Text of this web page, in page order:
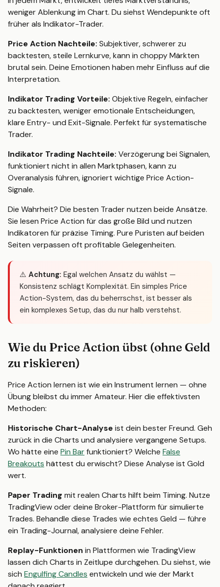
weniger Ablenkung im Chart. Du siehst Wendepunkte oft
früher als Indikator-Trader.
Price Action Nachteile: Subjektiver, schwerer zu
backtesten, steile Lernkurve, kann in choppy Märkten
brutal sein. Deine Emotionen haben mehr Einfluss auf die
Interpretation.
Indikator Trading Vorteile: Objektive Regeln, einfacher
zu backtesten, weniger emotionale Entscheidungen,
klare Entry- und Exit-Signale. Perfekt für systematische
Trader.
Indikator Trading Nachteile: Verzögerung bei Signalen,
funktioniert nicht in allen Marktphasen, kann zu
Overanalysis führen, ignoriert wichtige Price Action-
Signale.
Die Wahrheit? Die besten Trader nutzen beide Ansätze.
Sie lesen Price Action für das große Bild und nutzen
Indikatoren für präzise Timing. Pure Puristen auf beiden
Seiten verpassen oft profitable Gelegenheiten.
⚠️ Achtung: Egal welchen Ansatz du wählst —
Konsistenz schlägt Komplexität. Ein simples Price
Action-System, das du beherrschst, ist besser als
ein komplexes Setup, das du nur halb verstehst.
Wie du Price Action übst (ohne Geld
zu riskieren)
Price Action lernen ist wie ein Instrument lernen — ohne
Übung bleibst du immer Amateur. Hier die effektivsten
Methoden:
Historische Chart-Analyse ist dein bester Freund. Geh
zurück in die Charts und analysiere vergangene Setups.
Wo hätte eine Pin Barfunktioniert? Welche False
Breakouts hättest du erwischt? Diese Analyse ist Gold
wert.
Paper Trading mit realen Charts hilft beim Timing. Nutze
TradingView oder deine Broker-Plattform für simulierte
Trades. Behandle diese Trades wie echtes Geld — führe
ein Trading-Journal, analysiere deine Fehler.
Replay-Funktionen in Plattformen wie TradingView
lassen dich Charts in Zeitlupe durchgehen. Du siehst, wie
sich Engulfing Candles entwickeln und wie der Markt